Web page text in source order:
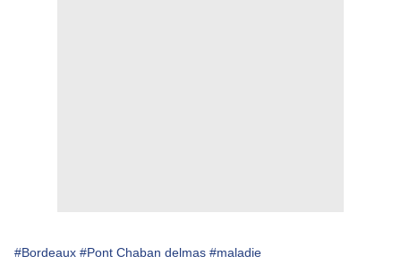
#Bordeaux #Pont Chaban delmas #maladie